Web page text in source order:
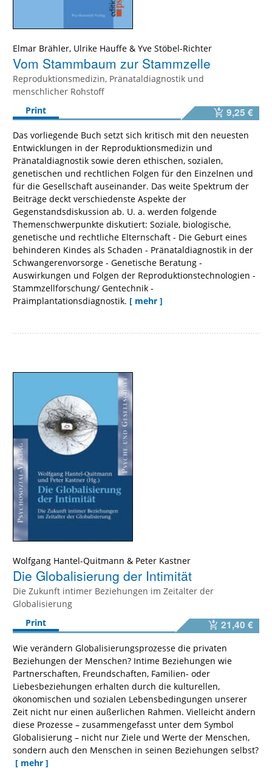
Elmar Brähler, Ulrike Hauffe & Yve Stöbel-Richter
Vom Stammbaum zur Stammzelle
Reproduktionsmedizin, Pränataldiagnostik und
menschlicher Rohstoff
Print
9,25 €
Das vorliegende Buch setzt sich kritisch mit den neuesten
Entwicklungen in der Reproduktionsmedizin und
Pränataldiagnostik sowie deren ethischen, sozialen,
genetischen und rechtlichen Folgen für den Einzelnen und
für die Gesellschaft auseinander. Das weite Spektrum der
Beiträge deckt verschiedenste Aspekte der
Gegenstandsdiskussion ab. U. a. werden folgende
Themenschwerpunkte diskutiert: Soziale, biologische,
genetische und rechtliche Elternschaft - Die Geburt eines
behinderen Kindes als Schaden - Pränataldiagnostik in der
Schwangerenvorsorge - Genetische Beratung -
Auswirkungen und Folgen der Reproduktionstechnologien -
Stammzellforschung/ Gentechnik -
Präimplantationsdiagnostik. [ mehr ]
Wolfgang Hantel-Quitmann & Peter Kastner
Die Globalisierung der Intimität
Die Zukunft intimer Beziehungen im Zeitalter der
Globalisierung
Print
21,40 €
Wie verändern Globalisierungsprozesse die privaten
Beziehungen der Menschen? Intime Beziehungen wie
Partnerschaften, Freundschaften, Familien- oder
Liebesbeziehungen erhalten durch die kulturellen,
ökonomischen und sozialen Lebensbedingungen unserer
Zeit nicht nur einen äußerlichen Rahmen. Vielleicht ändern
diese Prozesse – zusammengefasst unter dem Symbol
Globalisierung – nicht nur Ziele und Werte der Menschen,
sondern auch den Menschen in seinen Beziehungen selbst?
[ mehr ]